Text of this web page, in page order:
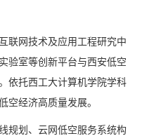
联网技术及应用工程研究中
验室等创新平台与西安低空
依托西工大计算机学院学科
空经济高质量发展。
规划、云网低空服务系统构